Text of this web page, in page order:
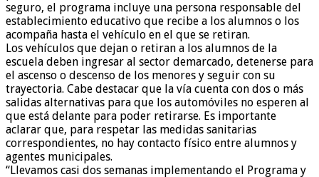
seguro, el programa incluye una persona responsable del
establecimiento educativo que recibe a los alumnos o los
acompaña hasta el vehículo en el que se retiran.
Los vehículos que dejan o retiran a los alumnos de la
escuela deben ingresar al sector demarcado, detenerse para
el ascenso o descenso de los menores y seguir con su
trayectoria. Cabe destacar que la vía cuenta con dos o más
salidas alternativas para que los automóviles no esperen al
que está delante para poder retirarse. Es importante
aclarar que, para respetar las medidas sanitarias
correspondientes, no hay contacto físico entre alumnos y
agentes municipales.
“Llevamos casi dos semanas implementando el Programa y